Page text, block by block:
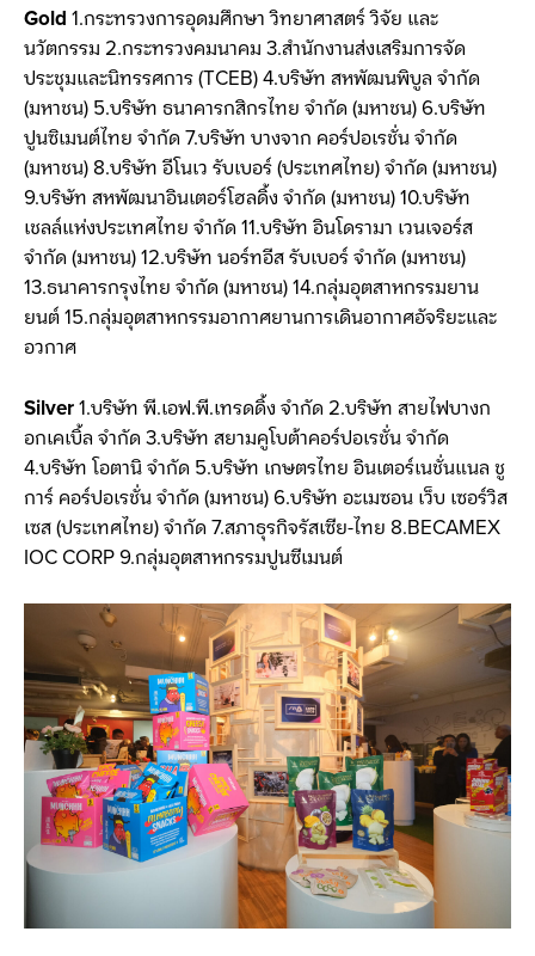
Gold1.กระทรวงการอุดมศึกษา วิทยาศาสตร์ วิจัย และ
นวัตกรรม 2.กระทรวงคมนาคม 3.สำนักงานส่งเสริมการจัด
ประชุมและนิทรรศการ (TCEB) 4.บริษัท สหพัฒนพิบูล จำกัด
(มหาชน) 5.บริษัท ธนาคารกสิกรไทย จำกัด (มหาชน) 6.บริษัท
ปูนซิเมนต์ไทย จำกัด 7.บริษัท บางจาก คอร์ปอเรชั่น จำกัด
(มหาชน) 8.บริษัท อีโนเว รับเบอร์ (ประเทศไทย) จำกัด (มหาชน)
9.บริษัท สหพัฒนาอินเตอร์โฮลดิ้ง จำกัด (มหาชน) 10.บริษัท
เชลล์แห่งประเทศไทย จำกัด 11.บริษัท อินโดรามา เวนเจอร์ส
จำกัด (มหาชน) 12.บริษัท นอร์ทอีส รับเบอร์ จำกัด (มหาชน)
13.ธนาคารกรุงไทย จำกัด (มหาชน) 14.กลุ่มอุตสาหกรรมยาน
ยนต์ 15.กลุ่มอุตสาหกรรมอากาศยานการเดินอากาศอัจริยะและ
อวกาศ
Silver1.บริษัท พี.เอฟ.พี.เทรดดิ้ง จำกัด 2.บริษัท สายไฟบางก
อกเคเบิ้ล จำกัด 3.บริษัท สยามคูโบต้าคอร์ปอเรชั่น จำกัด
4.บริษัท โอตานิ จำกัด 5.บริษัท เกษตรไทย อินเตอร์เนชั่นแนล ชู
การ์ คอร์ปอเรชั่น จำกัด (มหาชน) 6.บริษัท อะเมซอน เว็บ เซอร์วิส
เซส (ประเทศไทย) จำกัด 7.สภาธุรกิจรัสเซีย-ไทย 8.BECAMEX
IOC CORP 9.กลุ่มอุตสาหกรรมปูนซีเมนต์